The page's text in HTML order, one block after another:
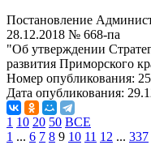
Постановление
28.12.2018 № 668-па
"Об утверждении
развития Приморского
Номер опубликования:
Дата опубликования:
1 10 20 50 ВСЕ
1 ... 6 7 8 9 10 11 12 ... 337